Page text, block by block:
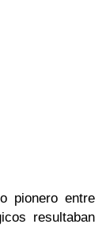
pionero entre
resultaban